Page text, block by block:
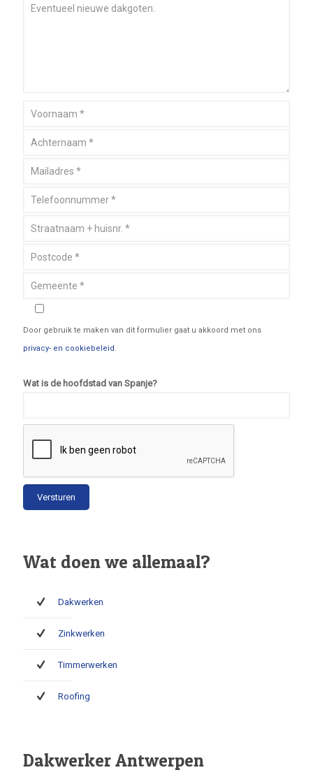
Door gebruik te maken van dit formulier gaat u akkoord met ons
privacy- en cookiebeleid.
Wat is de hoofdstad van Spanje?
Wat doen we allemaal?
Dakwerken
Zinkwerken
Timmerwerken
Roofing
Dakwerker Antwerpen